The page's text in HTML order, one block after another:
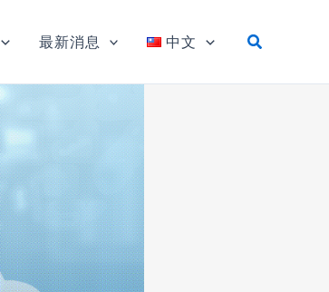
最新消息 中文